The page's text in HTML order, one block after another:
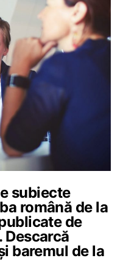
subiecte
română de la
de
baremul de la